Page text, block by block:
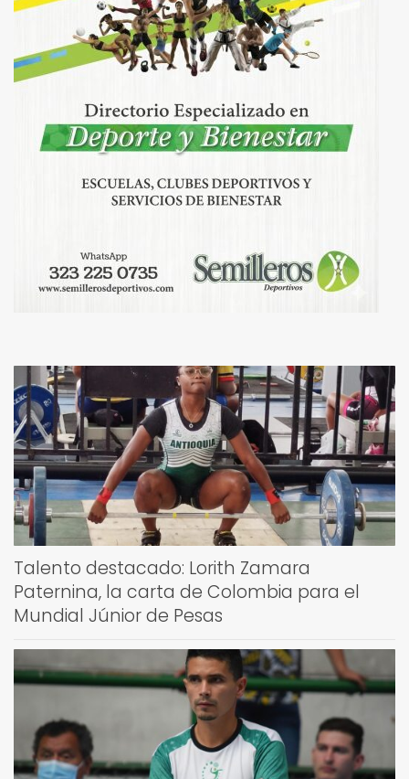
Talento destacado: Lorith Zamara
Paternina, la carta de Colombia para el
Mundial Júnior de Pesas